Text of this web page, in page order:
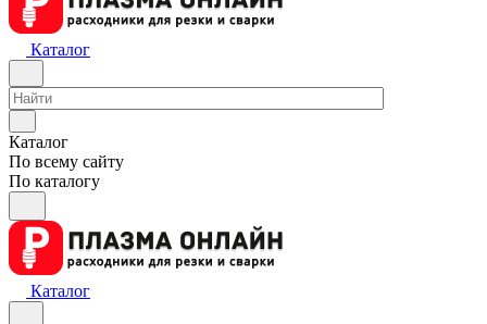
Каталог
Каталог
По всему сайту
По каталогу
Каталог